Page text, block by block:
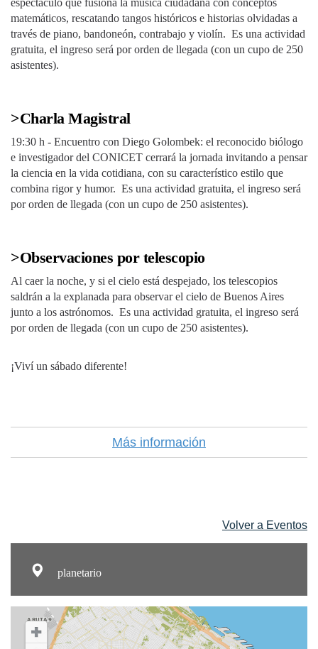
espectáculo que fusiona la música ciudadana con conceptos
matemáticos, rescatando tangos históricos e historias olvidadas a
través de piano, bandoneón, contrabajo y violín. Es una actividad
gratuita, el ingreso será por orden de llegada (con un cupo de 250
asistentes).
>Charla Magistral
19:30 h - Encuentro con Diego Golombek: el reconocido biólogo
e investigador del CONICET cerrará la jornada invitando a pensar
la ciencia en la vida cotidiana, con su característico estilo que
combina rigor y humor. Es una actividad gratuita, el ingreso será
por orden de llegada (con un cupo de 250 asistentes).
>Observaciones por telescopio
Al caer la noche, y si el cielo está despejado, los telescopios
saldrán a la explanada para observar el cielo de Buenos Aires
junto a los astrónomos. Es una actividad gratuita, el ingreso será
por orden de llegada (con un cupo de 250 asistentes).
¡Viví un sábado diferente!
Más información
Volver a Eventos
planetario